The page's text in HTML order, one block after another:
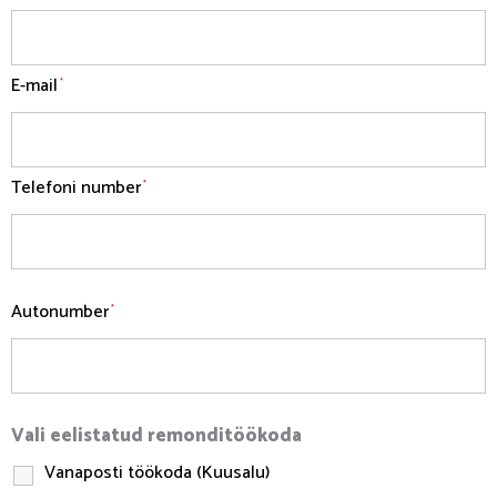
E-mail*
Telefoni number*
Autonumber*
Vali eelistatud remonditöökoda
Vanaposti töökoda (Kuusalu)